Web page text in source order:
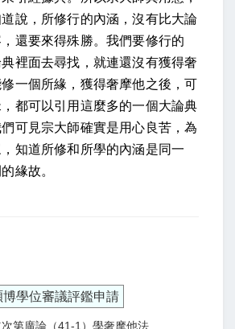
說，所修行的內涵，沒有比大論
還要來得殊勝。我們要修行的
裡面去尋找，就連還沒有獲得奢
一個所緣，獲得奢摩他之後，可
都可以引用這麼多的一個大論典
可見宗大師確實是用心良苦，為
知道所修和所學的內涵是同一
緣故。
博學位審議評鑑申請
次第廣論（41-1）學奢摩他法